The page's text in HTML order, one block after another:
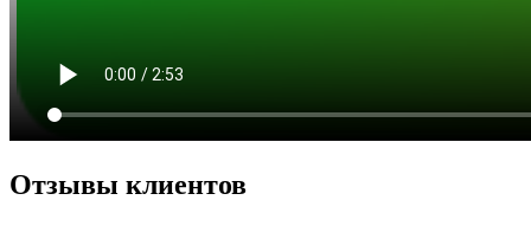
Отзывы клиентов